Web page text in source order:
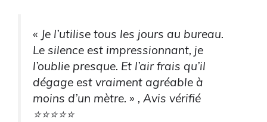
« Je l’utilise tous les jours au bureau.
Le silence est impressionnant, je
l’oublie presque. Et l’air frais qu’il
dégage est vraiment agréable à
moins d’un mètre. » , Avis vérifié
⭐⭐⭐⭐⭐